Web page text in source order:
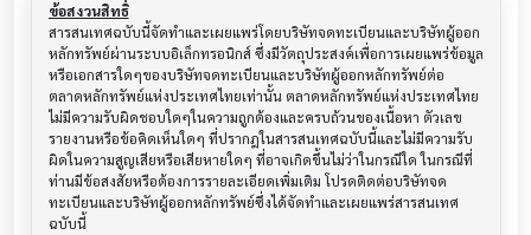
ข้อสงวนสิทธิ์
สารสนเทศฉบับนี้จัดทำและเผยแพร่โดยบริษัทจดทะเบียนและบริษัทผู้ออก
หลักทรัพย์ผ่านระบบอิเล็กทรอนิกส์ ซึ่งมีวัตถุประสงค์เพื่อการเผยแพร่ข้อมูล
หรือเอกสารใดๆของบริษัทจดทะเบียนและบริษัทผู้ออกหลักทรัพย์ต่อ
ตลาดหลักทรัพย์แห่งประเทศไทยเท่านั้น ตลาดหลักทรัพย์แห่งประเทศไทย
ไม่มีความรับผิดชอบใดๆในความถูกต้องและครบถ้วนของเนื้อหา ตัวเลข
รายงานหรือข้อคิดเห็นใดๆ ที่ปรากฎในสารสนเทศฉบับนี้และไม่มีความรับ
ผิดในความสูญเสียหรือเสียหายใดๆ ที่อาจเกิดขึ้นไม่ว่าในกรณีใด ในกรณีที่
ท่านมีข้อสงสัยหรือต้องการรายละเอียดเพิ่มเติม โปรดติดต่อบริษัทจด
ทะเบียนและบริษัทผู้ออกหลักทรัพย์ซึ่งได้จัดทำและเผยแพร่สารสนเทศ
ฉบับนี้